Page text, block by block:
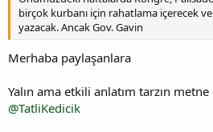
birçok kurbanı için rahatlama içerecek
yazacak. Ancak Gov. Gavin
Merhaba paylaşanlara
Yalın ama etkili anlatım tarzın
@TatliKedicik